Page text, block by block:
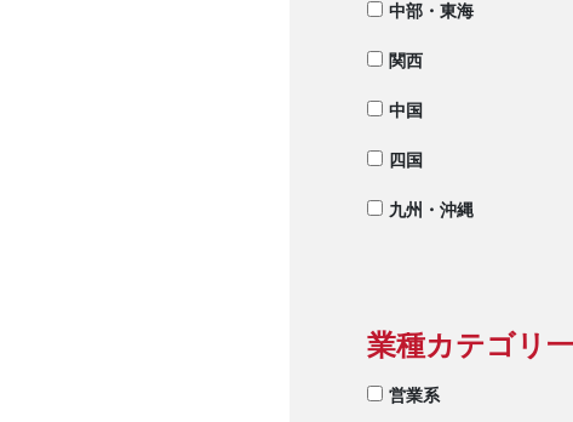
中部・東海
関西
中国
四国
九州・沖縄
業種カテゴリ
営業系